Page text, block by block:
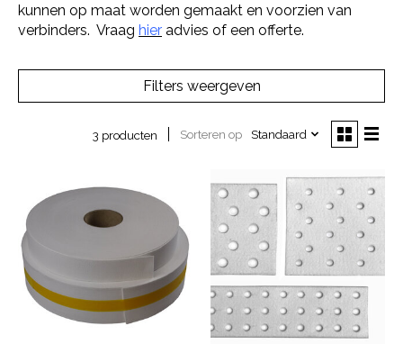
kunnen op maat worden gemaakt en voorzien van
verbinders. Vraag hier advies of een offerte.
Filters weergeven
3 producten Sorteren op Standaard